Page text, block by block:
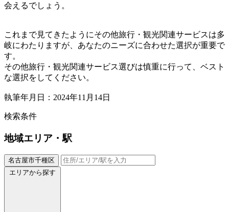
会えるでしょう。
これまで見てきたようにその他旅行・観光関連サービスは多
岐にわたりますが、あなたのニーズに合わせた選択が重要で
す。
その他旅行・観光関連サービス選びは慎重に行って、ベスト
な選択をしてください。
執筆年月日：2024年11月14日
検索条件
地域エリア・駅
名古屋市千種区
エリアから探す